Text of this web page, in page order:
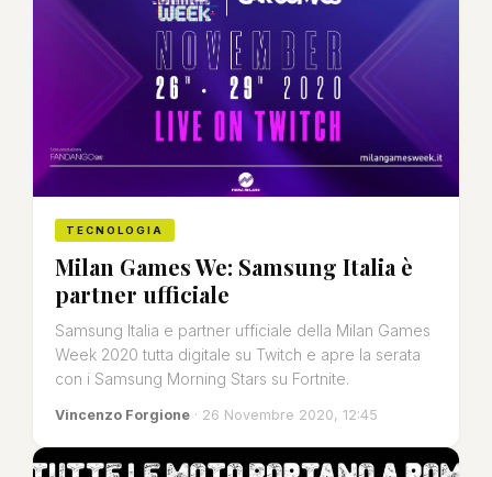
TECNOLOGIA
Milan Games We: Samsung Italia è
partner ufficiale
Samsung Italia e partner ufficiale della Milan Games
Week 2020 tutta digitale su Twitch e apre la serata
con i Samsung Morning Stars su Fortnite.
Vincenzo Forgione · 26 Novembre 2020, 12:45